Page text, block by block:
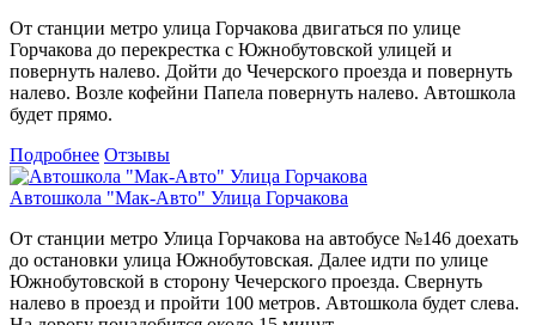
От станции метро улица Горчакова двигаться по улице
Горчакова до перекрестка с Южнобутовской улицей и
повернуть налево. Дойти до Чечерского проезда и повернуть
налево. Возле кофейни Папела повернуть налево. Автошкола
будет прямо.
Подробнее Отзывы
Автошкола "Мак-Авто" Улица Горчакова
От станции метро Улица Горчакова на автобусе №146 доехать
до остановки улица Южнобутовская. Далее идти по улице
Южнобутовской в сторону Чечерского проезда. Свернуть
налево в проезд и пройти 100 метров. Автошкола будет слева.